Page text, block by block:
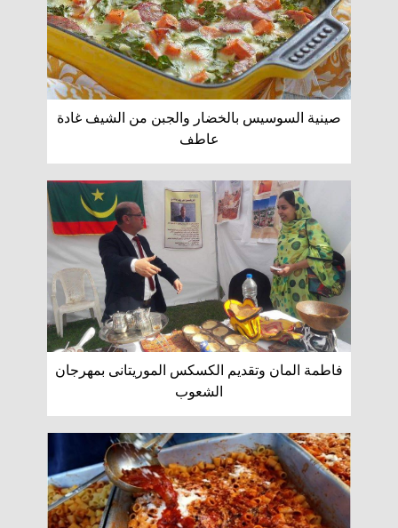
صينية السوسيس بالخضار والجبن من الشيف غادة
عاطف
فاطمة المان وتقديم الكسكس الموريتانى بمهرجان
الشعوب